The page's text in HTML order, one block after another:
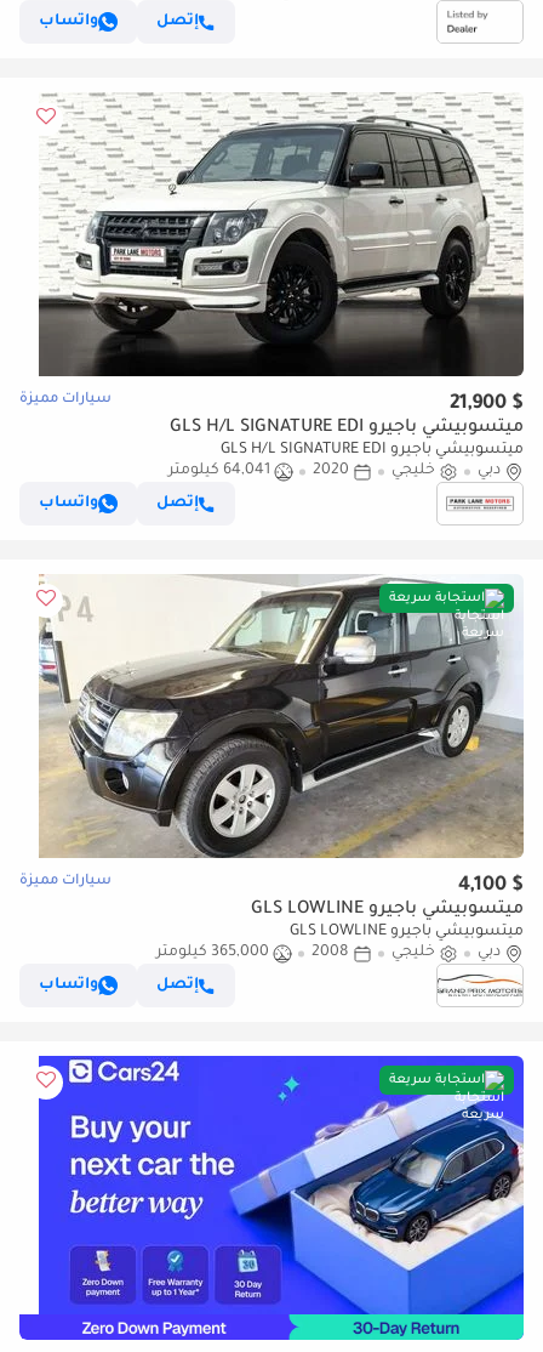
إتصل
واتساب
$ 21,900 سيارات مميزة
ميتسوبيشي باجيرو GLS H/L SIGNATURE EDI
ميتسوبيشي باجيرو GLS H/L SIGNATURE EDI
دبي
خليجي 2020
64,041 كيلومتر
إتصل
واتساب
استجابة سريعة
$ 4,100 سيارات مميزة
ميتسوبيشي باجيرو GLS LOWLINE
ميتسوبيشي باجيرو GLS LOWLINE
دبي
خليجي 2008
365,000 كيلومتر
إتصل
واتساب
استجابة سريعة